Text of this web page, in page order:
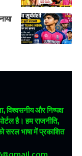
विश्वसनीय और निष्पक्ष
है। हम राजनीति,
सरल भाषा में प्रकाशित